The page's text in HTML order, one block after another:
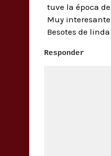
tuve la época
Muy interesante
Besotes de
Responder